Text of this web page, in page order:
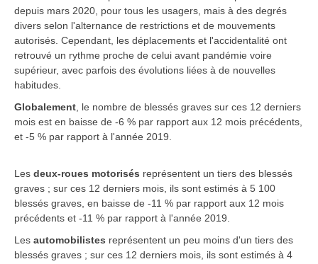
depuis mars 2020, pour tous les usagers, mais à des degrés
divers selon l'alternance de restrictions et de mouvements
autorisés. Cependant, les déplacements et l'accidentalité ont
retrouvé un rythme proche de celui avant pandémie voire
supérieur, avec parfois des évolutions liées à de nouvelles
habitudes.
Globalement , le nombre de blessés graves sur ces 12 derniers
mois est en baisse de -6 % par rapport aux 12 mois précédents,
et -5 % par rapport à l'année 2019.
Les deux-roues motorisés représentent un tiers des blessés
graves ; sur ces 12 derniers mois, ils sont estimés à 5 100
blessés graves, en baisse de -11 % par rapport aux 12 mois
précédents et -11 % par rapport à l'année 2019.
Les automobilistes représentent un peu moins d'un tiers des
blessés graves ; sur ces 12 derniers mois, ils sont estimés à 4